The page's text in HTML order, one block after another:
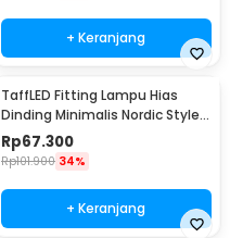
+ Keranjang
TaffLED Fitting Lampu Hias
Dinding Minimalis Nordic Style
E27 265V - WF-M004
Rp67.300
Rp101.900 34%
+ Keranjang